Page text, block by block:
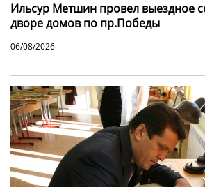
Ильсур Метшин провел выездное
дворе домов по пр.Победы
06/08/2026